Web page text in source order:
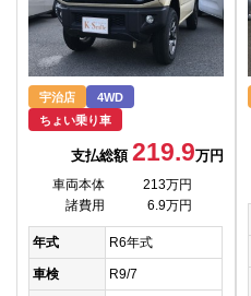
宇治店
4WD
ちょい乗り車
支払総額 219.9万円
車両本体
213万円
諸費用
6.9万円
年式 R6年式
車検 R9/7